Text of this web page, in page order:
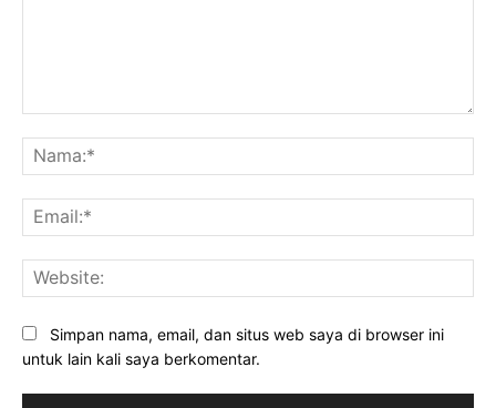
Simpan nama, email, dan situs web saya di browser ini
untuk lain kali saya berkomentar.